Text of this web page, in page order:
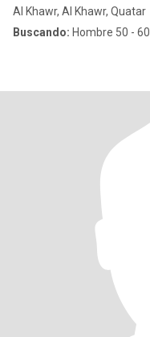
Al Khawr, Al Khawr, Quatar
Buscando: Hombre 50 - 60